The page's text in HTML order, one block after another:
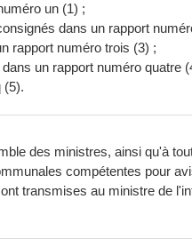
un (1) ;
dans un rapport
rapport numéro trois (3) ;
un rapport numéro quatre
(5).
des ministres, ainsi qu'à
compétentes pour
transmises au ministre de